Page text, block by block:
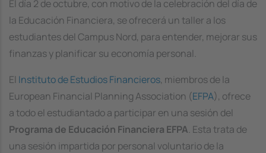
El día 2 de octubre, con motivo de la celebración del día de
la Educación Financiera, se ofrecerá un taller a los
estudiantes del Campus Nord, para entender, mejorar sus
finanzas y planificar su economía personal.
El Instituto de Estudios Financieros, miembros de la
European Financial Planning Association (EFPA), ofrece
a todo el estudiantado a participar en una sesión del
Programa de Educación Financiera EFPA. Esta trata de
una sesión impartida por personal voluntario de la